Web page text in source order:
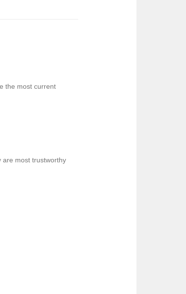
the most current
most trustworthy